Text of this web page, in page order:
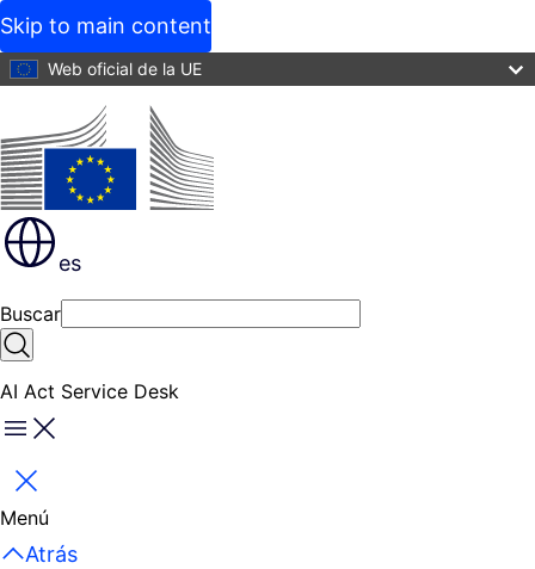
Skip to main content
Web oficial de la UE
es
Buscar
Buscar
AI Act Service Desk
Menú
Cerrar
Menú
Atrás